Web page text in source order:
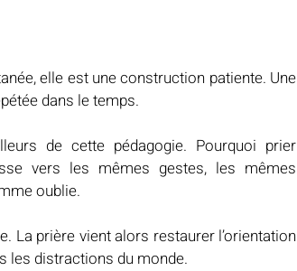
elle est une construction patiente. Une
dans le temps.
de cette pédagogie. Pourquoi prier
vers les mêmes gestes, les mêmes
oublie.
La prière vient alors restaurer l’orientation
les distractions du monde.